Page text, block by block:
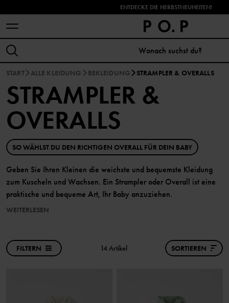
ENTDECKE DIE HERBSTNEUHEITEN!
START ALLE KLEIDUNG BEKLEIDUNG STRAMPLER & OVERALLS
STRAMPLER &
OVERALLS
SO WÄHLST DU DEN RICHTIGEN OVERALL FÜR DEIN BABY
Geben Sie Ihren Kleinen die weichste und bequemste Kleidung
zum Kuscheln und Wachsen. Ein Strampler oder Overall ist eine
praktische und bequeme Art, Ihr Baby anzuziehen.
WEITERLESEN
FILTERN 14 Artikel SORTIEREN